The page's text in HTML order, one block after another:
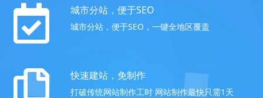
城市分站，便于SEO
城市分站，便于SEO，一键全地区覆盖
快速建站，免制作
打破传统网站制作工时 网站制作最快只需1天